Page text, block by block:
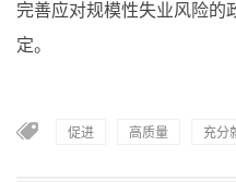
完善应对规模性失业风险的
定。
促进 高质量 充分